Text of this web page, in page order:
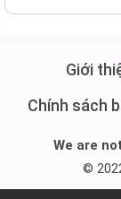
Giới
Chính sách
We are
©